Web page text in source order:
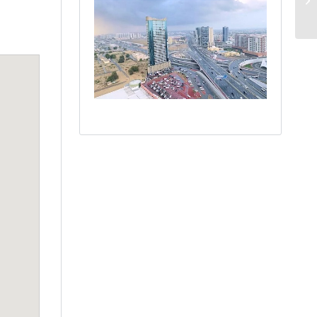
Eerst zijn we
geholpen door hun
dochter Sophie, die
was heel
behulpzaam en
betrokken. Daarna
namen Ab en Jolanda
handelen, viel onze